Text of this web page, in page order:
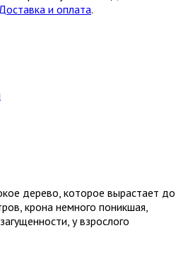
Доставка и оплата.
дерево, которое вырастает до
крона немного поникшая,
у взрослого